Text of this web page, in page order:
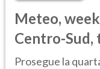
Meteo,
Centro-Sud,
Prosegue la